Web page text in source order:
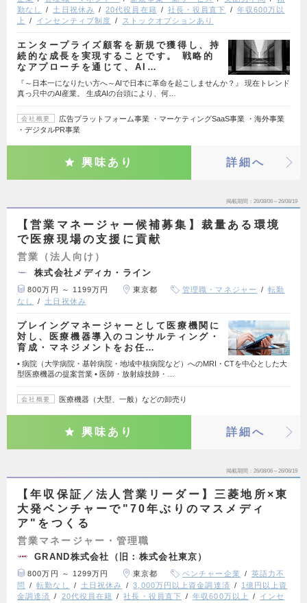
勤なし
土日祝休み 20代役員在籍 社長・役員直下
年収600万以
上
インセンティブ制度 ストックオプションあり
エンタープライズ顧客を新規で獲得し、持
続的な成長を実現することです。 戦略的
なアプローチを通じて、AI…
『～日本一になりたい方へ～AIで日本に革命を起こしませんか？』 現在トレンド
真っ只中のAI産業。 生成AIの台頭により、何…
会社概要
広告プラットフォーム事業 ・マーケティングSaaS事業 ・海外事業
・デジタルPR事業
興味あり 詳細へ
掲載期間 26/08/06～26/08/19
【営業マネージャー候補募集】裁量ある環境
で医療現場の支援に貢献
営業（法人向け）
株式会社メディカ・ライン
800万円 ～ 1199万円 東京都 管理職・マネジャー
転勤
なし
土日祝休み
プレイングマネージャーとして医療機関に
対し、医療機器導入のコンサルティング・
育成・マネジメントをお任…
• 病院（大学病院・基幹病院・地域中核病院など）へのMRI・CTを中心とした大
型医療機器の提案営業 • 医師・放射線技師・…
会社概要 医療機器（大型、一般）などの卸売り
興味あり 詳細へ
掲載期間 26/08/06～26/08/19
【年収保証／法人営業リーダー】三菱地所×東
大発ベンチャーで"70年ぶりのマスメディ
ア"をつくる
営業マネージャー・管理職
GRAND株式会社（旧：株式会社東京）
800万円 ～ 1299万円 東京都 ベンチャー企業
英語力不
問
転勤なし 土日祝休み 3,000万円以上資金調達済
1億円以上資
金調達済
20代役員在籍 社長・役員直下 年収600万以上
インセ